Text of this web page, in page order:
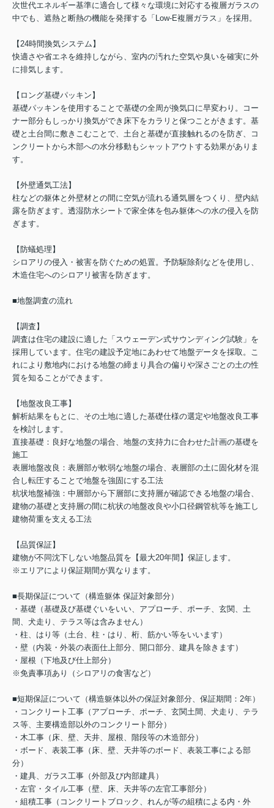
次世代エネルギー基準に適合して様々な環境に対応する複層ガラスの
中でも、遮熱と断熱の機能を発揮する「Low-E複層ガラス」を採用。
【24時間換気システム】
快適さや省エネを維持しながら、室内の汚れた空気や臭いを確実に外
に排気します。
【ロング基礎パッキン】
基礎パッキンを使用することで基礎の全周が換気口に早変わり。コー
ナー部分もしっかり換気ができ床下をカラリと保つことがきます。基
礎と土台間に敷きこむことで、土台と基礎が直接触れるのを防ぎ、コ
ンクリートから木部への水分移動もシャットアウトする効果がありま
す。
【外壁通気工法】
柱などの躯体と外壁材との間に空気が流れる通気層をつくり、壁内結
露を防ぎます。透湿防水シートで家全体を包み躯体への水の侵入を防
ぎます。
【防蟻処理】
シロアリの侵入・被害を防ぐための処置。予防駆除剤などを使用し、
木造住宅へのシロアリ被害を防ぎます。
■地盤調査の流れ
【調査】
調査は住宅の建設に適した「スウェーデン式サウンディング試験」を
採用しています。住宅の建設予定地にあわせて地盤データを採取。こ
れにより敷地内における地盤の締まり具合の偏りや深さごとの土の性
質を知ることができます。
【地盤改良工事】
解析結果をもとに、その土地に適した基礎仕様の選定や地盤改良工事
を検討します。
直接基礎：良好な地盤の場合、地盤の支持力に合わせた計画の基礎を
施工
表層地盤改良：表層部が軟弱な地盤の場合、表層部の土に固化材を混
合し転圧することで地盤を強固にする工法
杭状地盤補強：中層部から下層部に支持層が確認できる地盤の場合、
建物の基礎と支持層の間に杭状の地盤改良や小口径鋼管杭等を施工し
建物荷重を支える工法
【品質保証】
建物が不同沈下しない地盤品質を【最大20年間】保証します。
※エリアにより保証期間が異なります。
■長期保証について（構造躯体 保証対象部分）
・基礎（基礎及び基礎ぐいをいい、アプローチ、ポーチ、玄関、土
間、犬走り、テラス等は含みません）
・柱、はり等（土台、柱・はり、桁、筋かい等をいいます）
・壁（内装・外装の表面仕上部分、開口部分、建具を除きます）
・屋根（下地及び仕上部分）
※免責事項あり（シロアリの食害など）
■短期保証について（構造躯体以外の保証対象部分、保証期間：2年）
・コンクリート工事（アプローチ、ポーチ、玄関土間、犬走り、テラ
ス等、主要構造部以外のコンクリート部分）
・木工事（床、壁、天井、屋根、階段等の木造部分）
・ボード、表装工事（床、壁、天井等のボード、表装工事による部
分）
・建具、ガラス工事（外部及び内部建具）
・左官・タイル工事（壁、床、天井等の左官工事部分）
・組積工事（コンクリートブロック、れんが等の組積による内・外